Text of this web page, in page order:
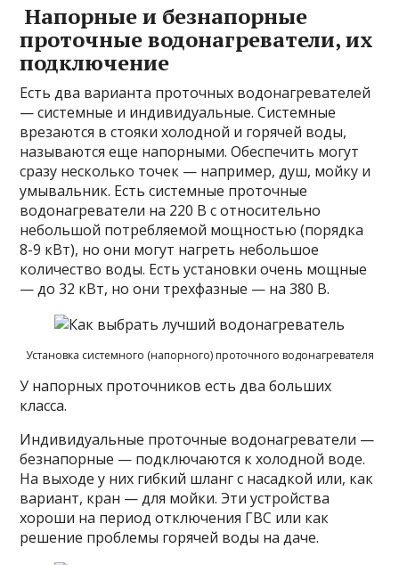
Напорные и безнапорные
проточные водонагреватели, их
подключение
Есть два варианта проточных водонагревателей
— системные и индивидуальные. Системные
врезаются в стояки холодной и горячей воды,
называются еще напорными. Обеспечить могут
сразу несколько точек — например, душ, мойку и
умывальник. Есть системные проточные
водонагреватели на 220 В с относительно
небольшой потребляемой мощностью (порядка
8-9 кВт), но они могут нагреть небольшое
количество воды. Есть установки очень мощные
— до 32 кВт, но они трехфазные — на 380 В.
Установка системного (напорного) проточного водонагревателя
У напорных проточников есть два больших
класса.
Индивидуальные проточные водонагреватели —
безнапорные — подключаются к холодной воде.
На выходе у них гибкий шланг с насадкой или, как
вариант, кран — для мойки. Эти устройства
хороши на период отключения ГВС или как
решение проблемы горячей воды на даче.